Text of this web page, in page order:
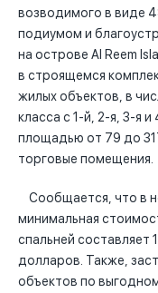
возводимого в виде
подиумом и
на острове Al Reem
в строящемся
жилых объектов, в
класса с 1-й, 2-я, 3-я
площадью от 79 до
торговые помещения.
Сообщается, что в
минимальная
спальней
долларов. Также,
объектов по